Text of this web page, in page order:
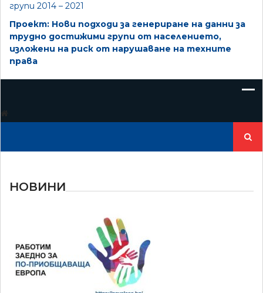
групи 2014 – 2021
Проект: Нови подходи за генериране на данни за
трудно достижими групи от населението,
изложени на риск от нарушаване на техните
права
НОВИНИ